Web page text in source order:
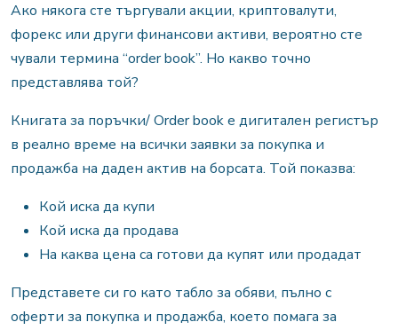
Ако някога сте търгували акции, криптовалути,
форекс или други финансови активи, вероятно сте
чували термина “order book”. Но какво точно
представлява той?
Книгата за поръчки/ Order book е дигитален регистър
в реално време на всички заявки за покупка и
продажба на даден актив на борсата. Той показва:
Кой иска да купи
Кой иска да продава
На каква цена са готови да купят или продадат
Представете си го като табло за обяви, пълно с
оферти за покупка и продажба, което помага за